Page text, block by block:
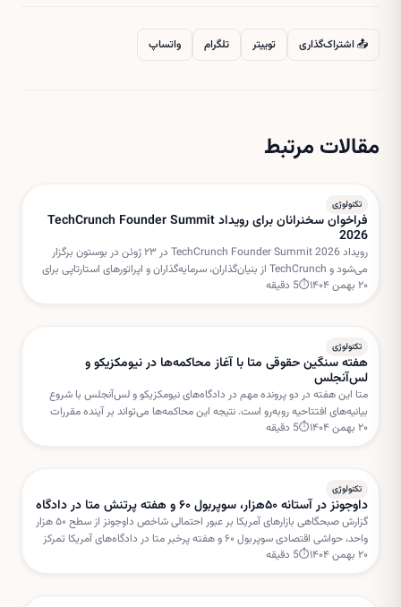
📤 اشتراک‌گذاری توییتر تلگرام واتساپ
مقالات مرتبط
تکنولوژی
فراخوان سخنرانان برای رویداد TechCrunch Founder Summit
2026
رویداد TechCrunch Founder Summit 2026 در ۲۳ ژوئن در بوستون برگزار
می‌شود و TechCrunch از بنیان‌گذاران، سرمایه‌گذاران و اپراتورهای استارتاپی برای
هدایت میزگردهای تعاملی دعوت کرده است.
۲۰ بهمن ۱۴۰۴ ⏱
5 دقیقه
تکنولوژی
هفته سنگین حقوقی متا با آغاز محاکمه‌ها در نیومکزیکو و
لس‌آنجلس
متا این هفته در دو پرونده مهم در دادگاه‌های نیومکزیکو و لس‌آنجلس با شروع
بیانیه‌های افتتاحیه روبه‌رو است. نتیجه این محاکمه‌ها می‌تواند بر آینده مقررات
شبکه‌های اجتماعی و مسئولیت پلتفرم‌ها تأثیر بگذارد.
۲۰ بهمن ۱۴۰۴ ⏱
5 دقیقه
تکنولوژی
داوجونز در آستانه ۵۰هزار، سوپربول ۶۰ و هفته پرتنش متا در دادگاه
گزارش صبحگاهی بازارهای آمریکا بر عبور احتمالی شاخص داوجونز از سطح ۵۰ هزار
واحد، حواشی اقتصادی سوپربول ۶۰ و هفته پرخبر متا در دادگاه‌های آمریکا تمرکز
دارد. این تحولات می‌تواند مسیر سهام فناوری را در کوتاه‌مدت تحت تأثیر قرار دهد.
۲۰ بهمن ۱۴۰۴ ⏱
5 دقیقه